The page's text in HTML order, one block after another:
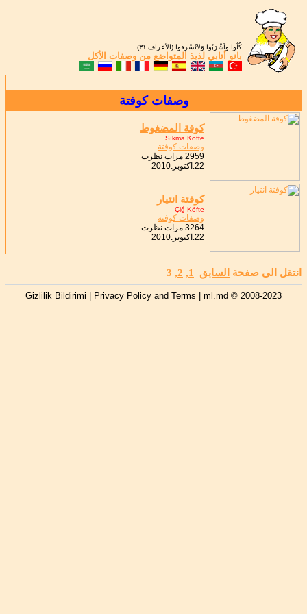
كُلُوا واَشْرَبُوا وَلاَتُسْرِفوا (الأعراف ٣١)
بانو أتابي لذيذ المتواضع من وصفات الأكل
وصفات كوفتة
كوفة المضغوط
Sıkma Köfte
وصفات كوفتة
2959 مرات نظرت
22.اكتوبر.2010
كوفتة انتيار
Çiğ Köfte
وصفات كوفتة
3264 مرات نظرت
22.اكتوبر.2010
انتقل الى صفحة السابق 1
,
2
,
3
Gizlilik Bildirimi | Privacy Policy and Terms | ml.md © 2008-2023